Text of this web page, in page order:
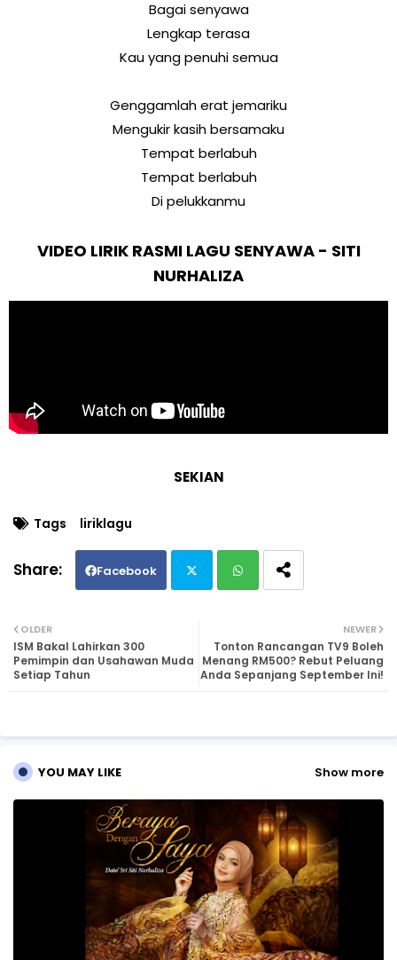
Bagai senyawa
Lengkap terasa
Kau yang penuhi semua
Genggamlah erat jemariku
Mengukir kasih bersamaku
Tempat berlabuh
Tempat berlabuh
Di pelukkanmu
VIDEO LIRIK RASMI LAGU SENYAWA - SITI
NURHALIZA
SEKIAN
Tags liriklagu
Facebook
ats
NEWER
Tonton Rancangan TV9 Boleh
Menang RM500? Rebut Peluang
Anda Sepanjang September Ini!
OLDER
ISM Bakal Lahirkan 300
Pemimpin dan Usahawan Muda
Setiap Tahun
YOU MAY LIKE Show more